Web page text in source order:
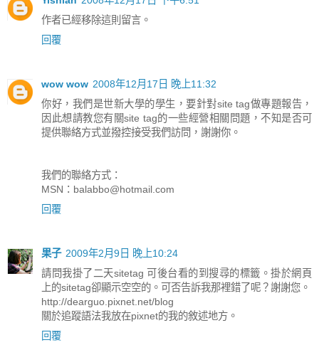
作者已經移除這則留言。
回覆
wow wow 2008年12月17日 晚上11:32
你好，我們是世新大學的學生，要針對site tag做專題報告，
因此想請教您有關site tag的一些經營相關問題，不知是否可
提供聯絡方式並撥控接受我們訪問，謝謝你。
我們的聯絡方式：
MSN： balabbo@hotmail.com
回覆
果子 2009年2月9日 晚上10:24
請問我掛了二天sitetag 可後台看的到搜尋的標籤。掛於網頁
上的sitetag卻顯示空空的。可否告訴我那裡錯了呢？謝謝您。
http://dearguo.pixnet.net/blog
關於追蹤語法我放在pixnet的我的敘述地方。
回覆